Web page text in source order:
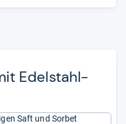
Edel­stahl-​
Saft und Sorbet